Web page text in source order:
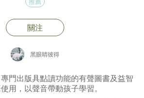
關注
黑眼睛彼得
專門出版具點讀功能的有聲圖書及益智
用，以聲音帶動孩子學習。